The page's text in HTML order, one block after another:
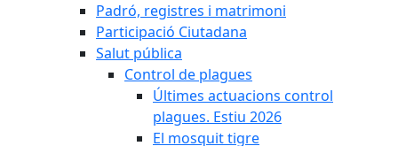
Padró, registres i matrimoni
Participació Ciutadana
Salut pública
Control de plagues
Últimes actuacions control
plagues. Estiu 2026
El mosquit tigre